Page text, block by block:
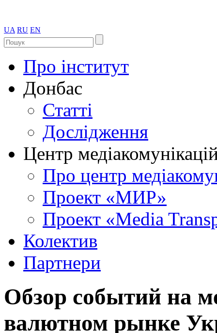
UA RU EN
Про інститут
Донбас
Статті
Дослідження
Центр
Про центр
Проект «МИР»
Проект «Media
Колектив
Партнери
Обзор событий на
валютном рынке